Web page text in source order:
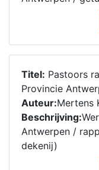
Titel: Pastoors
Provincie
Auteur:Mertens
Beschrijving:
Antwerpen /
dekenij)